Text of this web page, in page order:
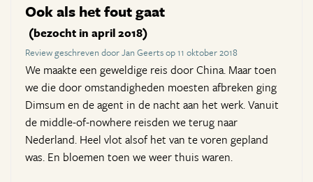
Ook als het fout gaat
(bezocht in april 2018)
Review geschreven door Jan Geerts op 11 oktober 2018
We maakte een geweldige reis door China. Maar toen
we die door omstandigheden moesten afbreken ging
Dimsum en de agent in de nacht aan het werk. Vanuit
de middle-of-nowhere reisden we terug naar
Nederland. Heel vlot alsof het van te voren gepland
was. En bloemen toen we weer thuis waren.